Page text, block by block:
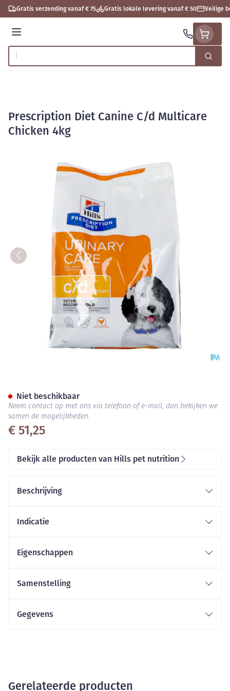
Ga naar de inhoud
Gratis verzending vanaf € 75 Gratis lokale levering vanaf € 50 Veilige
Menu
Product, merk, categorie... Zoek
Prescription Diet Canine C/d Multicare
Chicken 4kg
€ 51,25
Niet beschikbaar
Neem contact op met ons via telefoon of e-mail, dan bekijken we
samen de mogelijkheden.
Bekijk alle producten van Hills pet nutrition
Beschrijving
Indicatie
Eigenschappen
Samenstelling
Gegevens
Gerelateerde producten